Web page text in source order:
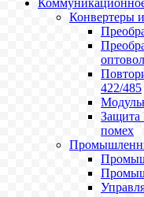
Конвертеры
422/485
Защита
помех